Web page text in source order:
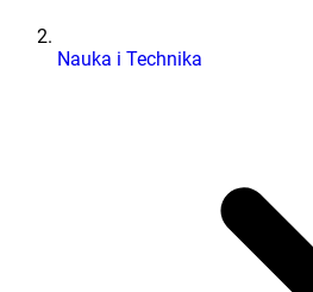
Nauka i Technika